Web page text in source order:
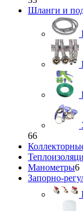
Шланги и
66
Манометры6
Запорно-